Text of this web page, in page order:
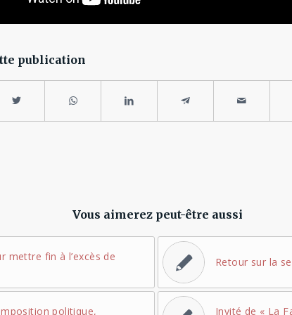
publication
Vous aimerez peut-être aussi
mettre fin à l’excès de Retour sur la
politique, Invité de « La